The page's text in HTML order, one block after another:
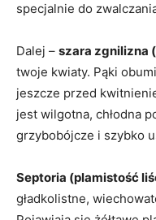
specjalnie do
Dalej – szara zgnilizna
twoje kwiaty. Pąki
jeszcze przed
jest wilgotna, chłodna
grzybobójcze i szybko
Septoria (plamistość
gładkolistne,